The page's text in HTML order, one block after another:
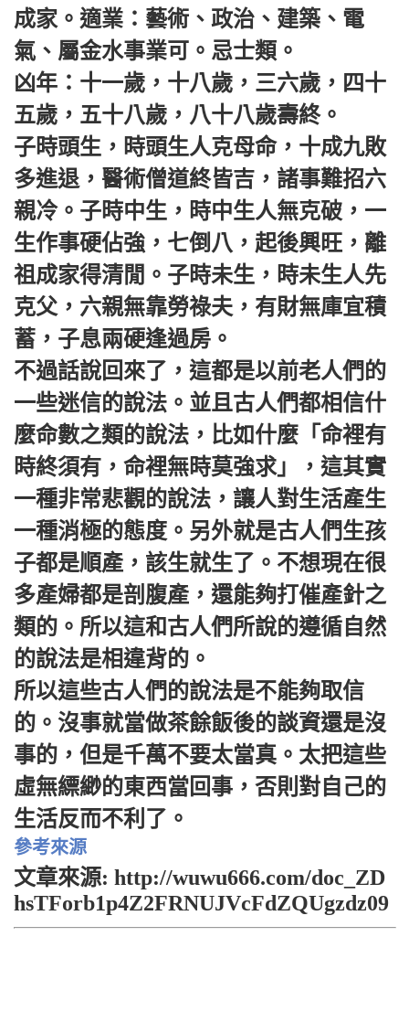
成家。適業：藝術、政治、建築、電
氣、屬金水事業可。忌士類。
凶年：十一歲，十八歲，三六歲，四十
五歲，五十八歲，八十八歲壽終。
子時頭生，時頭生人克母命，十成九敗
多進退，醫術僧道終皆吉，諸事難招六
親冷。子時中生，時中生人無克破，一
生作事硬佔強，七倒八，起後興旺，離
祖成家得清閒。子時未生，時未生人先
克父，六親無靠勞祿夫，有財無庫宜積
蓄，子息兩硬逢過房。
不過話說回來了，這都是以前老人們的
一些迷信的說法。並且古人們都相信什
麼命數之類的說法，比如什麼「命裡有
時終須有，命裡無時莫強求」，這其實
一種非常悲觀的說法，讓人對生活產生
一種消極的態度。另外就是古人們生孩
子都是順產，該生就生了。不想現在很
多產婦都是剖腹產，還能夠打催產針之
類的。所以這和古人們所說的遵循自然
的說法是相違背的。
所以這些古人們的說法是不能夠取信
的。沒事就當做茶餘飯後的談資還是沒
事的，但是千萬不要太當真。太把這些
虛無縹緲的東西當回事，否則對自己的
生活反而不利了。
參考來源
文章來源: http://wuwu666.com/doc_ZD
hsTForb1p4Z2FRNUJVcFdZQUgzdz09